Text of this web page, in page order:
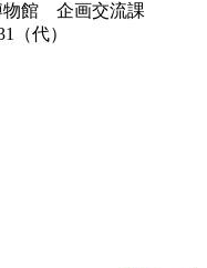
物館 企画交流課
（代）